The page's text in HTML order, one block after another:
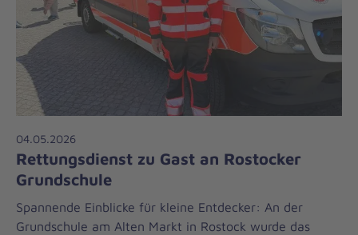
04.05.2026
Rettungsdienst zu Gast an Rostocker
Grundschule
Spannende Einblicke für kleine Entdecker: An der
Grundschule am Alten Markt in Rostock wurde das